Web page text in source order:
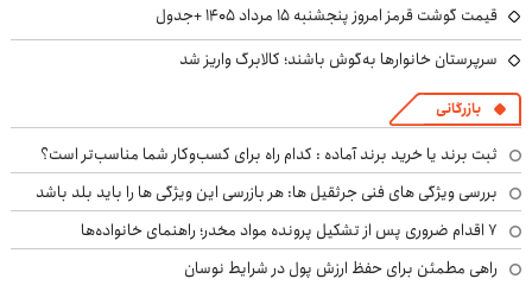
قیمت گوشت قرمز امروز پنجشنبه ۱۵ مرداد ۱۴۰۵ +جدول
سرپرستان خانوارها به‌گوش باشند؛ کالابرگ واریز شد
بازرگانی
ثبت برند یا خرید برند آماده : کدام راه برای کسب‌وکار شما مناسب‌تر است؟
بررسی ویژگی های فنی جرثقیل ها: هر بازرسی این ویژگی ها را باید بلد باشد
۷ اقدام ضروری پس از تشکیل پرونده مواد مخدر؛ راهنمای خانواده‌ها
راهی مطمئن برای حفظ ارزش پول در شرایط نوسان